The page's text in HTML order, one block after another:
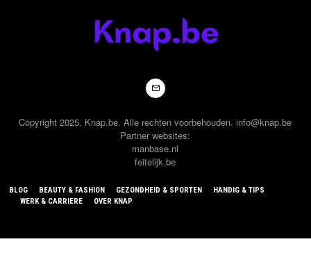
Copyright 2025. Knap.be. Alle rechten voorbehouden. info@knap.be
Partner websites:
manbase.nl
feitelijk.be
BLOG BEAUTY & FASHION GEZONDHEID & SPORTEN
HANDIG & TIPS
WERK & CARRIERE
OVER KNAP